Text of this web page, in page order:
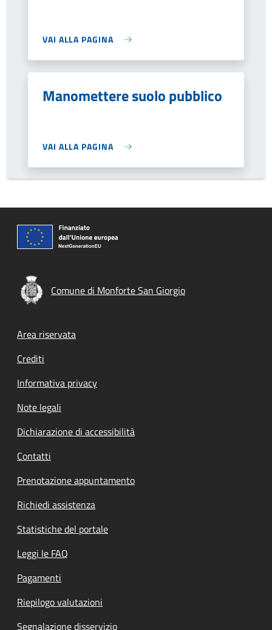
VAI ALLA PAGINA
Manomettere suolo pubblico
VAI ALLA PAGINA
Comune di Monforte San Giorgio
Footer menu
Area riservata
Crediti
Informativa privacy
Note legali
Dichiarazione di accessibilità
Contatti
Prenotazione appuntamento
Richiedi assistenza
Statistiche del portale
Leggi le FAQ
Pagamenti
Riepilogo valutazioni
Segnalazione disservizio